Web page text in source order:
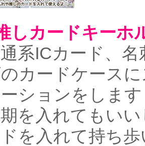
しカードキーホ
系ICカード、
カードケース
ションをします
を入れてもい
を入れて持ち